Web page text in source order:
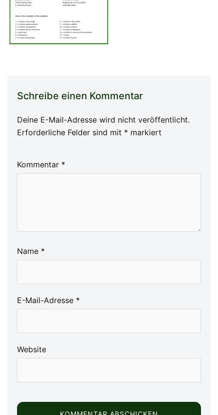
Schreibe einen Kommentar
Deine E-Mail-Adresse wird nicht veröffentlicht.
Erforderliche Felder sind mit * markiert
Kommentar *
Name *
E-Mail-Adresse *
Website